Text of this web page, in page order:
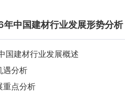
中国建材行业发展形势分析
国建材行业发展概述
遇分析
重点分析